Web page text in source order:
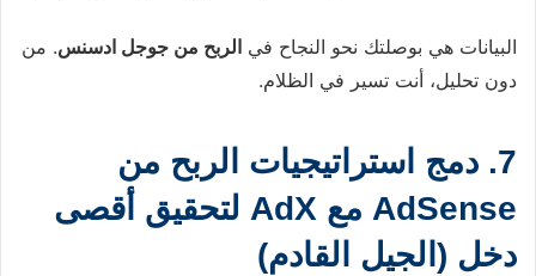
البيانات هي بوصلتك نحو النجاح في الربح من جوجل ادسنس. من
دون تحليل، أنت تسير في الظلام.
7. دمج استراتيجيات الربح من
AdSense مع AdX لتحقيق أقصى
دخل (الجيل القادم)